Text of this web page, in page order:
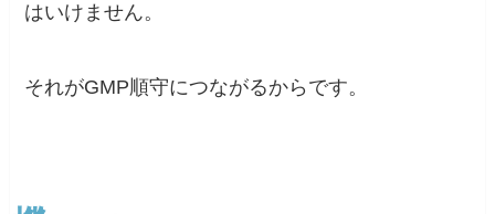
はいけません。
それがGMP順守につながるからです。